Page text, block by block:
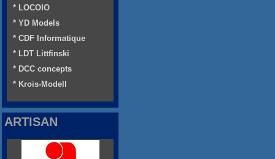
* LOCOIO
* YD Models
* CDF Informatique
* LDT Littfinski
* DCC concepts
* Krois-Modell
ARTISAN